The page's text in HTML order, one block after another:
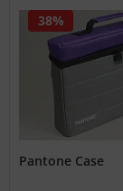
Pantone Case
38%